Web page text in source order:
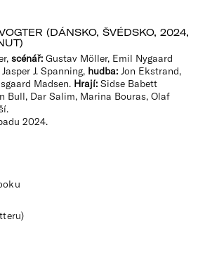
(DÁNSKO, ŠVÉDSKO, 2024,
scénář: Gustav Möller, Emil Nygaard
Jasper J. Spanning, hudba: Jon Ekstrand,
Madsen. Hrají: Sidse Babett
Bull, Dar Salim, Marina Bouras, Olaf
2024.